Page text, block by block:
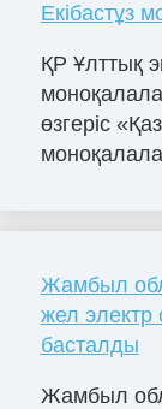
Екібастұз
ҚР Ұлттық
өзгеріс
Жамбыл
жел
басталды
Жамбыл